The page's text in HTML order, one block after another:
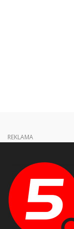
REKLAMA